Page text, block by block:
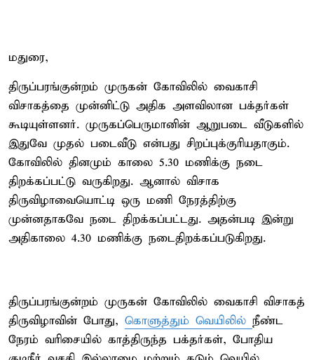
மதுரை,
திருப்பரங்குன்றம் முருகன் கோவிலில் வைகாசி
விசாகத்தை முன்னிட்டு அதிக அளவிலான பக்தர்கள்
கூடியுள்ளனர். முருகப்பெருமானின் ஆறுபடை வீடுகளில்
இதுவே முதல் படைவீடு என்பது சிறப்புக்குரியதாகும்.
கோவிலில் தினமும் காலை 5.30 மணிக்கு நடை
திறக்கப்பட்டு வருகிறது. ஆனால் விசாக
திருவிழாவையொட்டி ஒரு மணி நேரத்திற்கு
முன்னதாகவே நடை திறக்கப்பட்டது. அதன்படி இன்று
அதிகாலை 4.30 மணிக்கு நடைதிறக்கப்படுகிறது.
திருப்பரங்குன்றம் முருகன் கோவிலில் வைகாசி விசாகத்
திருவிழாவின் போது, கொளுத்தும் வெயிலில் நீண்ட
நேரம் வரிசையில் காத்திருந்த பக்தர்கள், போதிய